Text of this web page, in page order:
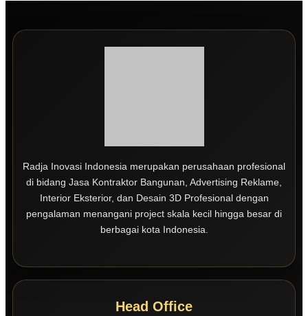
Radja Inovasi Indonesia merupakan perusahaan profesional
di bidang Jasa Kontraktor Bangunan, Advertising Reklame,
Interior Eksterior, dan Desain 3D Profesional dengan
pengalaman menangani project skala kecil hingga besar di
berbagai kota Indonesia.
Head Office